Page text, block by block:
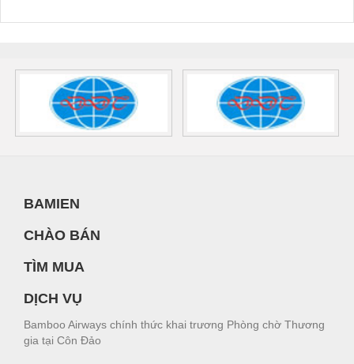
BAMIEN
CHÀO BÁN
TÌM MUA
DỊCH VỤ
Bamboo Airways chính thức khai trương Phòng chờ Thương
gia tại Côn Đảo